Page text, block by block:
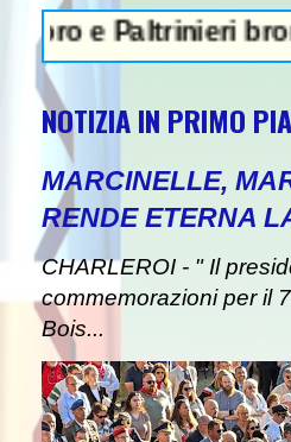
bronzo
NOTIZIA IN PRIMO
MARCINELLE,
RENDE ETERNA
CHARLEROI - " Il
commemorazioni per il
Bois...